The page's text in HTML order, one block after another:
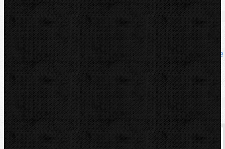
Zařazení
Mechanické
Mechanické / Ohýbačky a ohýbací sady
Komentáře
Přidat komentář
Související zboží - Mohlo by Vás zajímat
Akční